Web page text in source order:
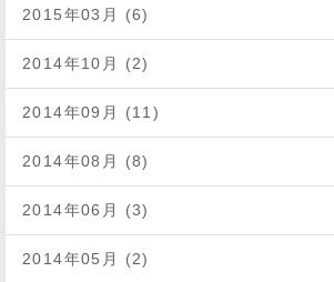
2015年03月 (6)
2014年10月 (2)
2014年09月 (11)
2014年08月 (8)
2014年06月 (3)
2014年05月 (2)